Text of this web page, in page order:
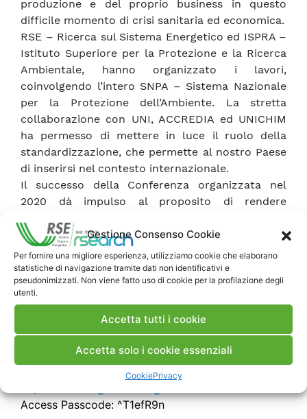
Gestione Consenso Cookie
Per fornire una migliore esperienza, utilizziamo cookie che elaborano
statistiche di navigazione tramite dati non identificativi e
pseudonimizzati. Non viene fatto uso di cookie per la profilazione degli
utenti.
Accetta tutti i cookie
Accetta solo i cookie essenziali
CookiePrivacy
produzione e del proprio business in questo
difficile momento di crisi sanitaria ed economica.
RSE – Ricerca sul Sistema Energetico ed ISPRA –
Istituto Superiore per la Protezione e la Ricerca
Ambientale, hanno organizzato i lavori,
coinvolgendo l’intero SNPA – Sistema Nazionale
per la Protezione dell’Ambiente. La stretta
collaborazione con UNI, ACCREDIA ed UNICHIM
ha permesso di mettere in luce il ruolo della
standardizzazione, che permette al nostro Paese
di inserirsi nel contesto internazionale.
Il successo della Conferenza organizzata nel
2020 dà impulso al proposito di rendere
cadenza annuale per raccogliere gli
aggiornamenti e le novità che si susseguono nella
pratica quotidiana con una visione panoramica e
di sistema.
disponibili utilizzando questi indirizzi:
Meeting Recording :
Access Passcode: ^T1efR9n